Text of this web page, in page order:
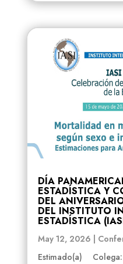
DÍA
ESTADÍSTICA Y
DEL
DEL INSTITUTO
ESTADÍSTICA
May 12, 2026 |
Estimado(a)